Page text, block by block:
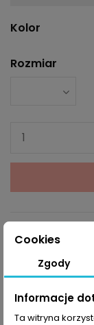
Kolor
Rozmiar
Powiadom
Cookies
Zgody
Informacje
Ta witryna